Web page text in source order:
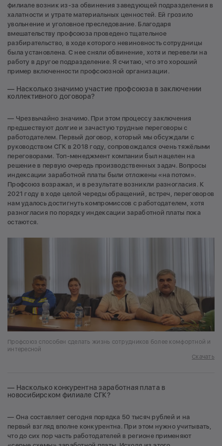
филиале возник из-за обвинения заведующей подразделения в
халатности и утрате материальных ценностей. Ей грозило
увольнение и уголовное преследование. Благодаря
вмешательству профсоюза проведено тщательное
разбирательство, в ходе которого невиновность сотрудницы
была установлена. С нее сняли обвинение, хотя и перевели на
работу в другое подразделение. Я считаю, что это хороший
пример включенности профсоюзной организации.
— Насколько значимо участие профсоюза в заключении
коллективного договора?
— Чрезвычайно значимо. При этом процессу заключения
предшествуют долгие и зачастую трудные переговоры с
работодателем. Первый договор, который мы обсуждали с
руководством СГК в 2018 году, сопровождался очень тяжёлыми
переговорами. Топ-менеджмент компании был нацелен на
решение в первую очередь производственных задач. Вопросы
индексации заработной платы были отложены «на потом».
Профсоюз возражал, и в результате возникли разногласия. К
2021 году в ходе целой череды обращений, встреч, переговоров
нам удалось достигнуть компромиссов с работодателем, хотя
разногласия по порядку индексации заработной платы пока
остаются.
Профсоюз способен сделать жизнь сотрудников более комфортной и
интересной
Скачать
— Насколько конкурентна заработная плата в
новосибирском филиале СГК?
— Она составляет сегодня порядка 50 тысяч рублей и на
первый взгляд вполне конкурентна. При этом нужно учитывать,
что до сих пор часть работодателей в регионе применяют